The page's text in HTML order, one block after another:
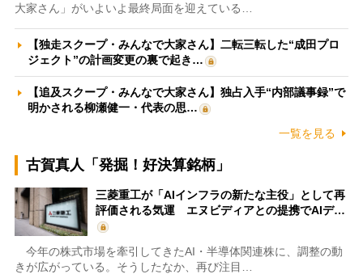
大家さん」がいよいよ最終局面を迎えている…
【独走スクープ・みんなで大家さん】二転三転した“成田プロ
ジェクト”の計画変更の裏で起き…
【追及スクープ・みんなで大家さん】独占入手“内部議事録”で
明かされる柳瀬健一・代表の思…
一覧を見る
古賀真人「発掘！好決算銘柄」
三菱重工が「AIインフラの新たな主役」として再
評価される気運 エヌビディアとの提携でAIデ…
今年の株式市場を牽引してきたAI・半導体関連株に、調整の動
きが広がっている。そうしたなか、再び注目…